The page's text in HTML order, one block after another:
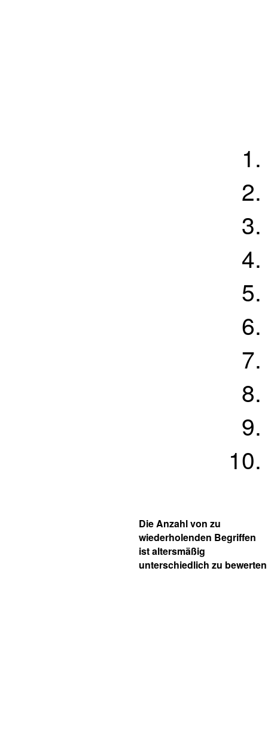
Die Anzahl von zu
wiederholenden Begriffen
ist altersmäßig
unterschiedlich zu bewerten